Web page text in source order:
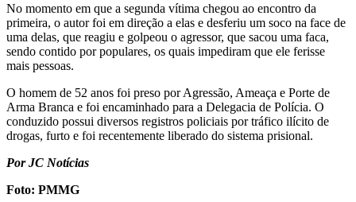
No momento em que a segunda vítima chegou ao encontro da
primeira, o autor foi em direção a elas e desferiu um soco na face de
uma delas, que reagiu e golpeou o agressor, que sacou uma faca,
sendo contido por populares, os quais impediram que ele ferisse
mais pessoas.
O homem de 52 anos foi preso por Agressão, Ameaça e Porte de
Arma Branca e foi encaminhado para a Delegacia de Polícia. O
conduzido possui diversos registros policiais por tráfico ilícito de
drogas, furto e foi recentemente liberado do sistema prisional.
Por JC Notícias
Foto: PMMG